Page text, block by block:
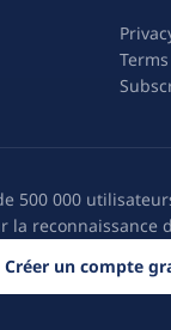
500 000
la reconnaissance
Créer un compte